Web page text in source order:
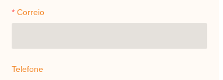
Correio
Telefone